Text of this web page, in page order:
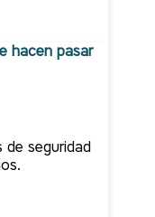
hacen pasar
seguridad